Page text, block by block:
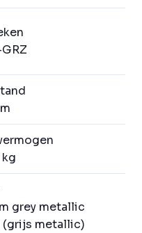
kg
grey metallic
(grijs metallic)